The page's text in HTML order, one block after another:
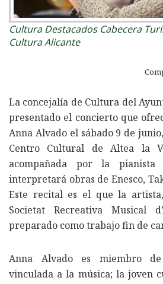
Cultura Destacados Cabecera
Cultura Alicante
La concejalía de Cultura del
presentado el concierto que
Anna Alvado el sábado 9 de
Centro Cultural de Altea la
acompañada por la pianista
interpretará obras de Enesco,
Este recital es el que la
Societat Recreativa Musical
preparado como trabajo fin de
Anna Alvado es miembro
vinculada a la música; la joven